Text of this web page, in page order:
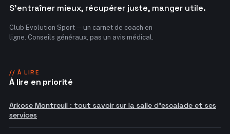
S'entraîner mieux, récupérer juste, manger utile.
Club Evolution Sport — un carnet de coach en
ligne. Conseils généraux, pas un avis médical.
// À LIRE
À lire en priorité
Arkose Montreuil : tout savoir sur la salle d'escalade et ses
services